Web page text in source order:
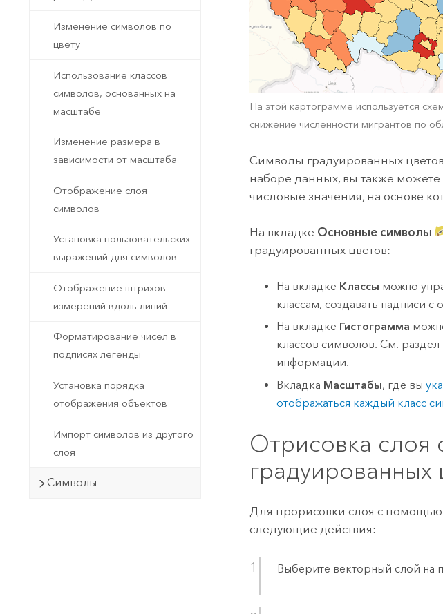
Изменение символов по
цвету
Использование классов
символов, основанных на
масштабе
Изменение размера в
зависимости от масштаба
Отображение слоя
символов
Установка пользовательских
выражений для символов
Отображение штрихов
измерений вдоль линий
Форматирование чисел в
подписях легенды
Установка порядка
отображения объектов
Импорт символов из другого
слоя
Символы
На этой картограмме используется
снижение численности мигрантов по
Символы градуированных цветов
наборе данных, вы также можете
числовые значения, на основе
На вкладке Основные символы
градуированных цветов:
На вкладке Классы можно
классам, создавать надписи
На вкладке Гистограмма
классов символов. См. раздел
информации.
Вкладка Масштабы, где вы
отображаться каждый класс
Отрисовка слоя
градуированных
Для прорисовки слоя с
следующие действия:
Выберите векторный слой на